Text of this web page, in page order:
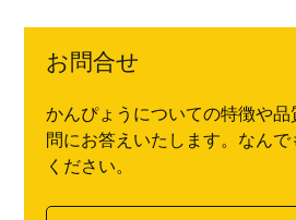
お問合せ
かんぴょうについての特徴や
問にお答えいたします。なん
ください。